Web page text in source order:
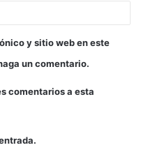
y sitio web en este
un comentario.
comentarios a esta